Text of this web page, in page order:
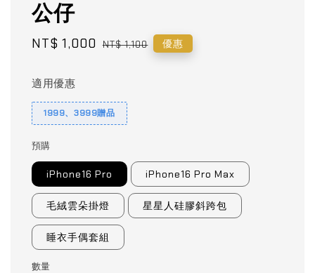
公仔
Sale
NT$ 1,000 Regular
NT$ 1,100 優惠
適用優惠
1999、3999贈品
預購
iPhone16 Pro iPhone16 Pro Max
毛絨雲朵掛燈 星星人硅膠斜跨包
睡衣手偶套組
數量